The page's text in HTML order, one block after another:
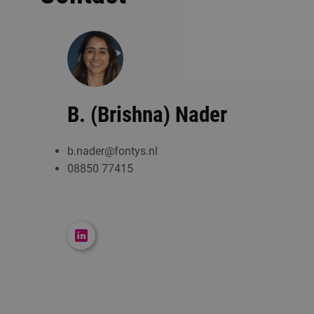
B. (Brishna) Nader
b.nader@fontys.nl
08850 77415